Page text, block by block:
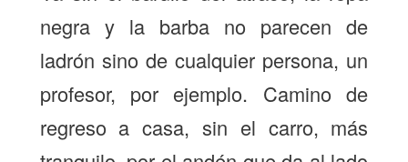
negra y la barba no parecen de
ladrón sino de cualquier persona, un
profesor, por ejemplo. Camino de
regreso a casa, sin el carro, más